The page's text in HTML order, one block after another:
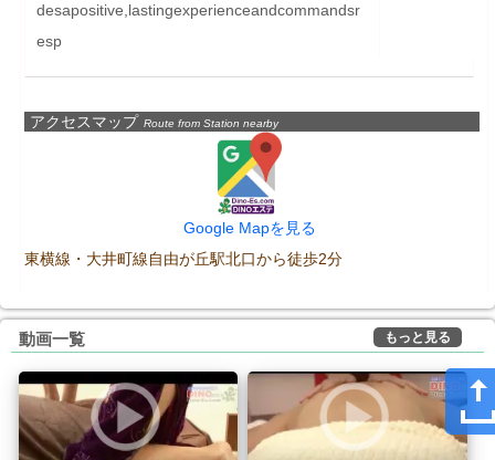
desapositive,lastingexperienceandcommandsr
esp
アクセスマップ Route from Station nearby
Google Mapを見る
東横線・大井町線自由が丘駅北口から徒歩2分
動画一覧 もっと見る